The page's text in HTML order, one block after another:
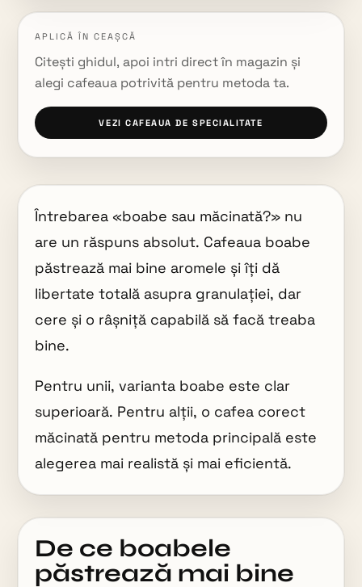
APLICĂ ÎN CEAȘCĂ
Citești ghidul, apoi intri direct în magazin și
alegi cafeaua potrivită pentru metoda ta.
VEZI CAFEAUA DE SPECIALITATE
Întrebarea «boabe sau măcinată?» nu
are un răspuns absolut. Cafeaua boabe
păstrează mai bine aromele și îți dă
libertate totală asupra granulației, dar
cere și o râșniță capabilă să facă treaba
bine.
Pentru unii, varianta boabe este clar
superioară. Pentru alții, o cafea corect
măcinată pentru metoda principală este
alegerea mai realistă și mai eficientă.
De ce boabele
păstrează mai bine